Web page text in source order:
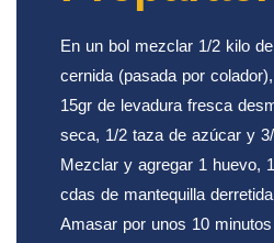
En un bol mezclar 1/2 kilo
cernida (pasada por
15gr de levadura fresca
seca, 1/2 taza de azúcar y
Mezclar y agregar 1 huevo,
cdas de mantequilla
Amasar por unos 10